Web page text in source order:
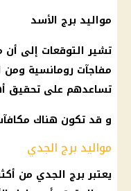
مواليد برج الأسد
تشير التوقعات إلى أن
مفاجآت رومانسية ومن
تساعدهم على تحقيق
و قد تكون هناك
مواليد برج الجدي
يعتبربرج الجدي من